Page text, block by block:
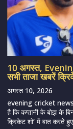
10 अगस्त,
सभी ताजा खबरें
अगस्त 10, 2026
evening cricket
है कि कप्तानी के बोझ के
क्रिकेट शो’ में बात करते